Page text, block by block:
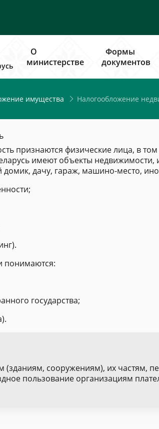
О
министерстве
Формы
документов
имущества Налогообложение
признаются физические лица, в
имеют объекты
дачу, гараж, машино-место,
понимаются:
государства;
(зданиям, сооружениям), их частям,
пользование организациям